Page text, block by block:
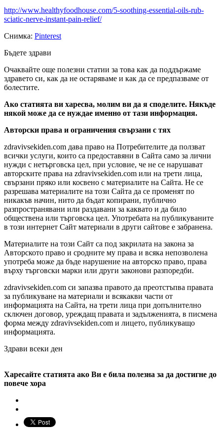
http://www.healthyfoodhouse.com/5-soothing-essential-oils-rub-
sciatic-nerve-instant-pain-relief/
Снимка: Pinterest
Бъдете здрави
Очаквайте още полезни статии за това как да поддържаме
здравето си, как да не остаряваме и как да се предпазваме от
болестите.
Ако статията ви харесва, молим ви да я споделите. Някъде
някой може да се нуждае именно от тази информация.
Авторски права и ограничения свързани с тях
zdravivsekiden.com дава право на Потребителите да ползват
всички услуги, които са предоставяни в Сайта само за лични
нужди с нетърговска цел, при условие, че не се нарушават
авторските права на zdravivsekiden.com или на трети лица,
свързани пряко или косвено с материалите на Сайта. Не се
разрешава материалите на този Сайта да се променят по
никакъв начин, нито да бъдат копирани, публично
разпространявани или раздавани за каквато и да било
обществена или търговска цел. Употребата на публикуваните
в този интернет Сайт материали в други сайтове е забранена.
Материалите на този Сайт са под закрилата на закона за
Авторското право и сродните му права и всяка непозволена
употреба може да бъде нарушение на авторско право, права
върху търговски марки или други законови разпоредби.
zdravivsekiden.com си запазва правото да преотстъпва правата
за публикуване на материали и всякакви части от
информацията на Сайта, на трети лица при допълнително
сключен договор, уреждащ правата и задълженията, в писмена
форма между zdravivsekiden.com и лицето, публикуващо
информацията.
Здрави всеки ден
Харесайте статията ако Ви е била полезна за да достигне до
повече хора